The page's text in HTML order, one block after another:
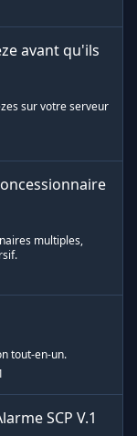
avant qu'ils
sur votre serveur
multiples,
tout-en-un.
SCP V.1